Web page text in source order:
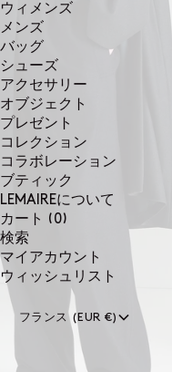
ウィメンズ
メンズ
バッグ
シューズ
アクセサリー
オブジェクト
プレゼント
コレクション
コラボレーション
ブティック
LEMAIREについて
カート
(0)
検索
マイアカウント
ウィッシュリスト
フランス (EUR €)